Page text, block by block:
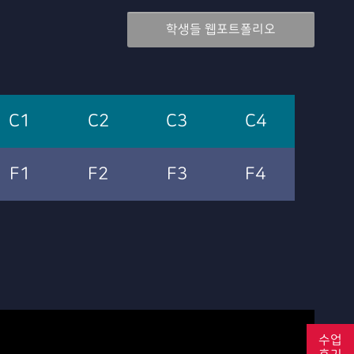
학생들 웹포트폴리오
C1 C2 C3 C4
F1 F2 F3 F4
수업